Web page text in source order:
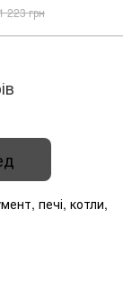
223 грн
печі, котли,